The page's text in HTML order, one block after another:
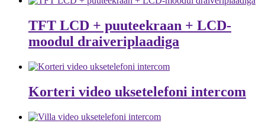
TFT LCD + puuteekraan + LCD-
moodul draiveriplaadiga
Korteri video uksetelefoni intercom